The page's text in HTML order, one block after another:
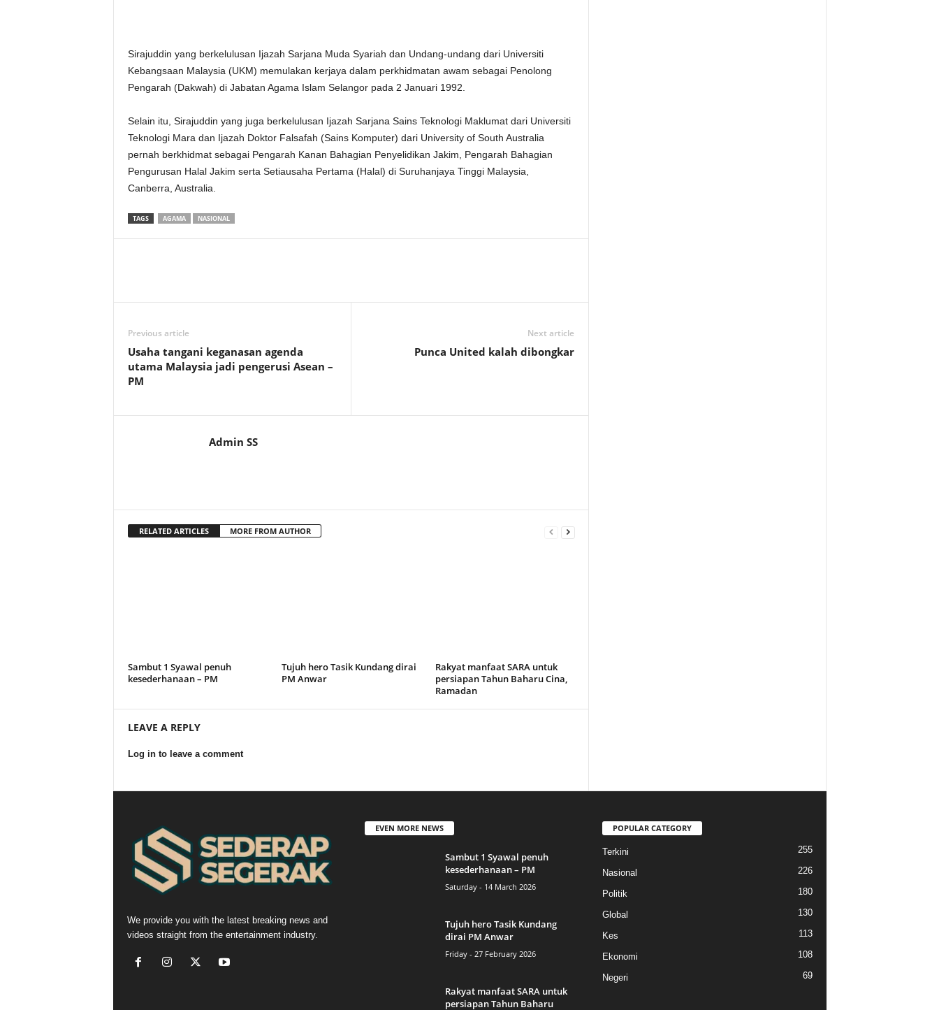
Sirajuddin yang berkelulusan Ijazah Sarjana Muda Syariah dan Undang-undang dari Universiti
Kebangsaan Malaysia (UKM) memulakan kerjaya dalam perkhidmatan awam sebagai Penolong
Pengarah (Dakwah) di Jabatan Agama Islam Selangor pada 2 Januari 1992.
Selain itu, Sirajuddin yang juga berkelulusan Ijazah Sarjana Sains Teknologi Maklumat dari Universiti
Teknologi Mara dan Ijazah Doktor Falsafah (Sains Komputer) dari University of South Australia
pernah berkhidmat sebagai Pengarah Kanan Bahagian Penyelidikan Jakim, Pengarah Bahagian
Pengurusan Halal Jakim serta Setiausaha Pertama (Halal) di Suruhanjaya Tinggi Malaysia,
Canberra, Australia.
TAGS AGAMA NASIONAL
Previous article
Usaha tangani keganasan agenda
utama Malaysia jadi pengerusi Asean –
PM
Next article
Punca United kalah dibongkar
Admin SS
RELATED ARTICLES MORE FROM AUTHOR
Sambut 1 Syawal penuh
kesederhanaan – PM
Tujuh hero Tasik Kundang dirai
PM Anwar
Rakyat manfaat SARA untuk
persiapan Tahun Baharu Cina,
Ramadan
LEAVE A REPLY
Log in to leave a comment
We provide you with the latest breaking news and
videos straight from the entertainment industry.
EVEN MORE NEWS
Sambut 1 Syawal penuh
kesederhanaan – PM
Saturday - 14 March 2026
Tujuh hero Tasik Kundang
dirai PM Anwar
Friday - 27 February 2026
Rakyat manfaat SARA untuk
persiapan Tahun Baharu
POPULAR CATEGORY
Terkini 255
Nasional 226
Politik 180
Global 130
Kes 113
Ekonomi 108
Negeri 69